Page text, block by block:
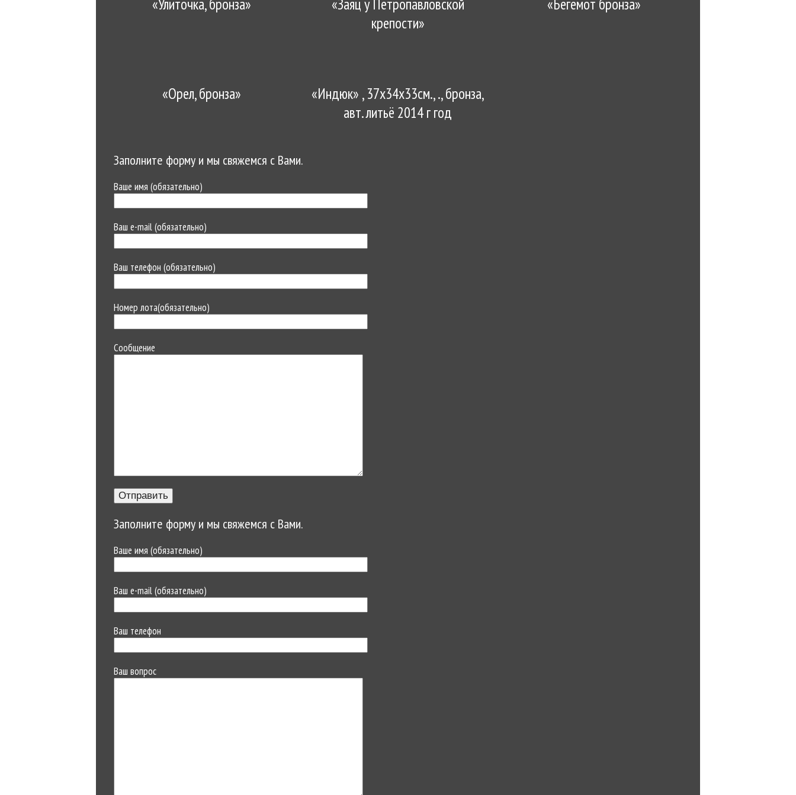
«Улиточка, бронза»
«Заяц у Петропавловской
крепости»
«Бегемот бронза»
«Орел, бронза»
«Индюк» , 37х34х33см., ., бронза,
авт. литьё 2014 г год
Заполните форму и мы свяжемся с Вами.
Ваше имя (обязательно)
Ваш e-mail (обязательно)
Ваш телефон (обязательно)
Номер лота(обязательно)
Сообщение
Заполните форму и мы свяжемся с Вами.
Ваше имя (обязательно)
Ваш e-mail (обязательно)
Ваш телефон
Ваш вопрос